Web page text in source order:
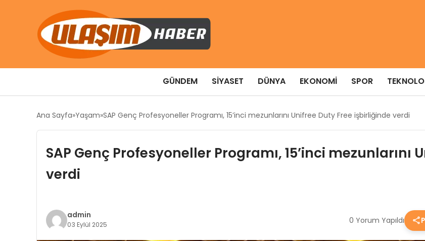
GÜNDEM SIYASET DÜNYA EKONOMI SPOR
Ana Sayfa Yaşam SAP Genç Profesyoneller Programı, 15’inci mezunlarını Unifree Duty Free işbirliğinde verdi
SAP Genç Profesyoneller Programı, 15’inci
verdi
admin
03 Eylül 2025 0 Yorum Yapıldı